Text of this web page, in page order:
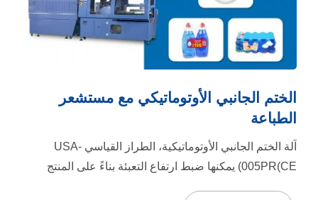
الختم الجانبي الأوتوماتيكي مع مستشعر
الطباعة
آلة الختم الجانبي الأوتوماتيكية، الطراز القياسي USA-
005PR(CE) يمكنها ضبط ارتفاع التعبئة بناءً على المنتج